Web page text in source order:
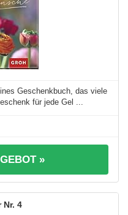
Geschenkbuch, das viele
für jede Gel ...
»
4